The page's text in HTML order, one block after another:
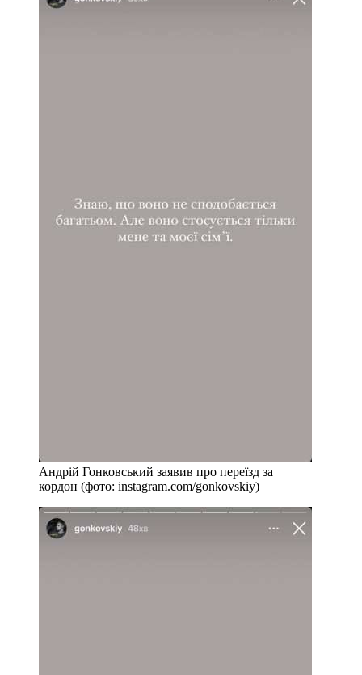
Андрій Гонковський заявив про переїзд за
кордон (фото: instagram.com/gonkovskiy)